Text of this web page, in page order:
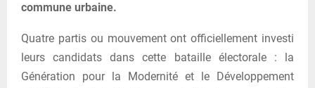
commune urbaine.
Quatre partis ou mouvement ont officiellement investi
leurs candidats dans cette bataille électorale : la
Génération pour la Modernité et le Développement